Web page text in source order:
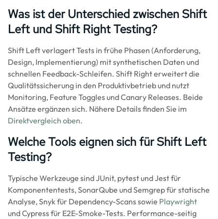
Was ist der Unterschied zwischen Shift
Left und Shift Right Testing?
Shift Left verlagert Tests in frühe Phasen (Anforderung,
Design, Implementierung) mit synthetischen Daten und
schnellen Feedback-Schleifen. Shift Right erweitert die
Qualitätssicherung in den Produktivbetrieb und nutzt
Monitoring, Feature Toggles und Canary Releases. Beide
Ansätze ergänzen sich. Nähere Details finden Sie im
Direktvergleich oben.
Welche Tools eignen sich für Shift Left
Testing?
Typische Werkzeuge sind JUnit, pytest und Jest für
Komponententests, SonarQube und Semgrep für statische
Analyse, Snyk für Dependency-Scans sowie Playwright
und Cypress für E2E-Smoke-Tests. Performance-seitig